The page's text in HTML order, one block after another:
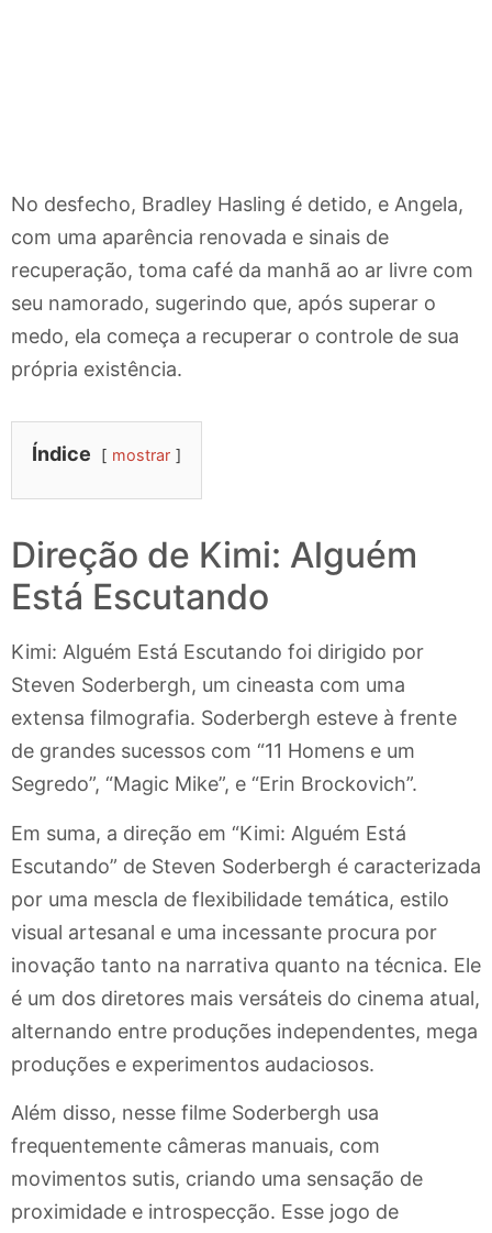
No desfecho, Bradley Hasling é detido, e Angela,
com uma aparência renovada e sinais de
recuperação, toma café da manhã ao ar livre com
seu namorado, sugerindo que, após superar o
medo, ela começa a recuperar o controle de sua
própria existência.
Índice mostrar
Direção de Kimi: Alguém
Está Escutando
Kimi: Alguém Está Escutando foi dirigido por
Steven Soderbergh, um cineasta com uma
extensa filmografia. Soderbergh esteve à frente
de grandes sucessos com “11 Homens e um
Segredo”, “Magic Mike”, e “Erin Brockovich”.
Em suma, a direção em “Kimi: Alguém Está
Escutando” de Steven Soderbergh é caracterizada
por uma mescla de flexibilidade temática, estilo
visual artesanal e uma incessante procura por
inovação tanto na narrativa quanto na técnica. Ele
é um dos diretores mais versáteis do cinema atual,
alternando entre produções independentes, mega
produções e experimentos audaciosos.
Além disso, nesse filme Soderbergh usa
frequentemente câmeras manuais, com
movimentos sutis, criando uma sensação de
proximidade e introspecção. Esse jogo de